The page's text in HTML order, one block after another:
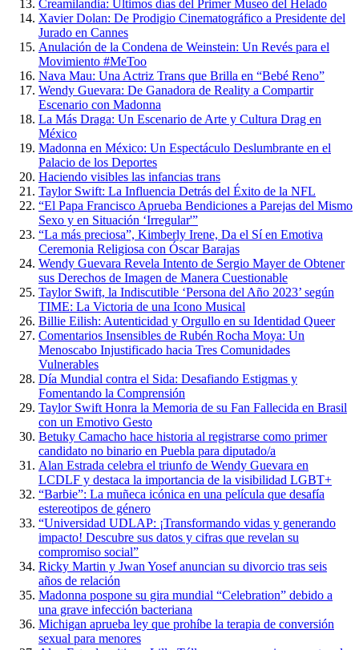
Creamilandia: Últimos días del Primer Museo del Helado
Xavier Dolan: De Prodigio Cinematográfico a Presidente del
Jurado en Cannes
Anulación de la Condena de Weinstein: Un Revés para el
Movimiento #MeToo
Nava Mau: Una Actriz Trans que Brilla en “Bebé Reno”
Wendy Guevara: De Ganadora de Reality a Compartir
Escenario con Madonna
La Más Draga: Un Escenario de Arte y Cultura Drag en
México
Madonna en México: Un Espectáculo Deslumbrante en el
Palacio de los Deportes
Haciendo visibles las infancias trans
Taylor Swift: La Influencia Detrás del Éxito de la NFL
“El Papa Francisco Aprueba Bendiciones a Parejas del Mismo
Sexo y en Situación ‘Irregular'”
“La más preciosa”, Kimberly Irene, Da el Sí en Emotiva
Ceremonia Religiosa con Óscar Barajas
Wendy Guevara Revela Intento de Sergio Mayer de Obtener
sus Derechos de Imagen de Manera Cuestionable
Taylor Swift, la Indiscutible ‘Persona del Año 2023’ según
TIME: La Victoria de una Icono Musical
Billie Eilish: Autenticidad y Orgullo en su Identidad Queer
Comentarios Insensibles de Rubén Rocha Moya: Un
Menoscabo Injustificado hacia Tres Comunidades
Vulnerables
Día Mundial contra el Sida: Desafiando Estigmas y
Fomentando la Comprensión
Taylor Swift Honra la Memoria de su Fan Fallecida en Brasil
con un Emotivo Gesto
Betuky Camacho hace historia al registrarse como primer
candidato no binario en Puebla para diputado/a
Alan Estrada celebra el triunfo de Wendy Guevara en
LCDLF y destaca la importancia de la visibilidad LGBT+
“Barbie”: La muñeca icónica en una película que desafía
estereotipos de género
“Universidad UDLAP: ¡Transformando vidas y generando
impacto! Descubre sus datos y cifras que revelan su
compromiso social”
Ricky Martin y Jwan Yosef anuncian su divorcio tras seis
años de relación
Madonna pospone su gira mundial “Celebration” debido a
una grave infección bacteriana
Michigan aprueba ley que prohíbe la terapia de conversión
sexual para menores